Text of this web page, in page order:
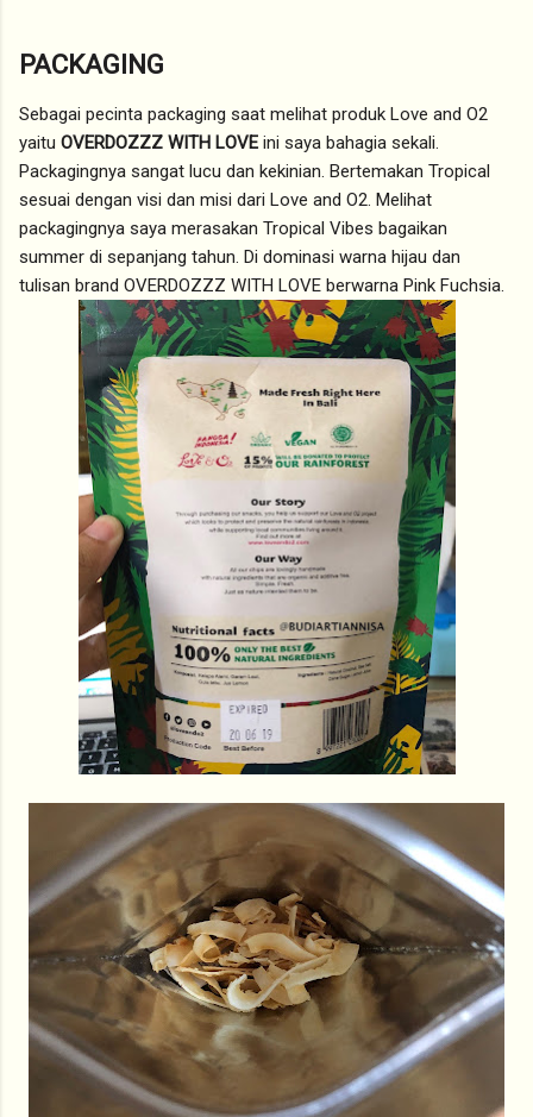
PACKAGING
Sebagai pecinta packaging saat melihat produk Love and O2
yaitu OVERDOZZZ WITH LOVE ini saya bahagia sekali.
Packagingnya sangat lucu dan kekinian. Bertemakan Tropical
sesuai dengan visi dan misi dari Love and O2. Melihat
packagingnya saya merasakan Tropical Vibes bagaikan
summer di sepanjang tahun. Di dominasi warna hijau dan
tulisan brand OVERDOZZZ WITH LOVE berwarna Pink Fuchsia.